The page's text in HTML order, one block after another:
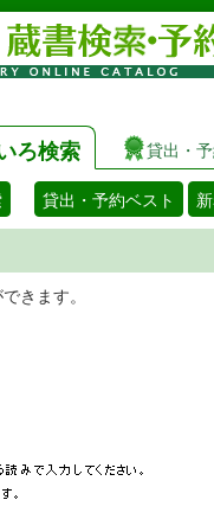
ろ検索 貸出・
貸出・予約ベスト
することがで